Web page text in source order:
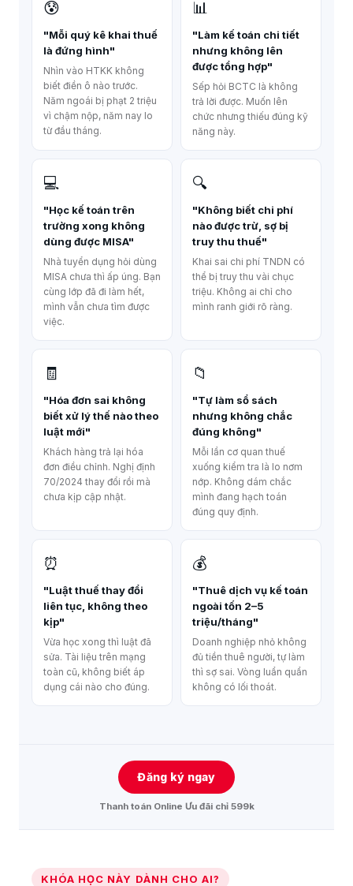
😰
"Mỗi quý kê khai thuế
là đứng hình"
Nhìn vào HTKK không
biết điền ô nào trước.
Năm ngoái bị phạt 2 triệu
vì chậm nộp, năm nay lo
từ đầu tháng.
📊
"Làm kế toán chi tiết
nhưng không lên
được tổng hợp"
Sếp hỏi BCTC là không
trả lời được. Muốn lên
chức nhưng thiếu đúng kỹ
năng này.
💻
"Học kế toán trên
trường xong không
dùng được MISA"
Nhà tuyển dụng hỏi dùng
MISA chưa thì ấp úng. Bạn
cùng lớp đã đi làm hết,
mình vẫn chưa tìm được
việc.
🔍
"Không biết chi phí
nào được trừ, sợ bị
truy thu thuế"
Khai sai chi phí TNDN có
thể bị truy thu vài chục
triệu. Không ai chỉ cho
mình ranh giới rõ ràng.
🧾
"Hóa đơn sai không
biết xử lý thế nào theo
luật mới"
Khách hàng trả lại hóa
đơn điều chỉnh. Nghị định
70/2024 thay đổi rồi mà
chưa kịp cập nhật.
📁
"Tự làm sổ sách
nhưng không chắc
đúng không"
Mỗi lần cơ quan thuế
xuống kiểm tra là lo nơm
nớp. Không dám chắc
mình đang hạch toán
đúng quy định.
⏰
"Luật thuế thay đổi
liên tục, không theo
kịp"
Vừa học xong thì luật đã
sửa. Tài liệu trên mạng
toàn cũ, không biết áp
dụng cái nào cho đúng.
💰
"Thuê dịch vụ kế toán
ngoài tốn 2–5
triệu/tháng"
Doanh nghiệp nhỏ không
đủ tiền thuê người, tự làm
thì sợ sai. Vòng luẩn quẩn
không có lối thoát.
Đăng ký ngay
Thanh toán Online Ưu đãi chỉ 599k
KHÓA HỌC NÀY DÀNH CHO AI?